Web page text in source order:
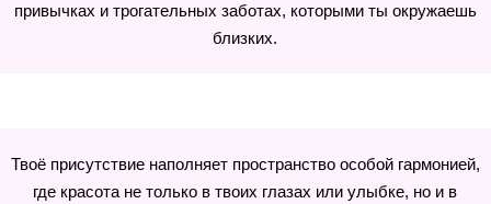
привычках и трогательных заботах, которыми ты окружаешь
близких.
Твоё присутствие наполняет пространство особой гармонией,
где красота не только в твоих глазах или улыбке, но и в